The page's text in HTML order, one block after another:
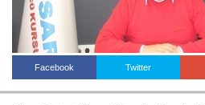
Facebook Twitter